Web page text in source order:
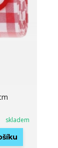
skladem